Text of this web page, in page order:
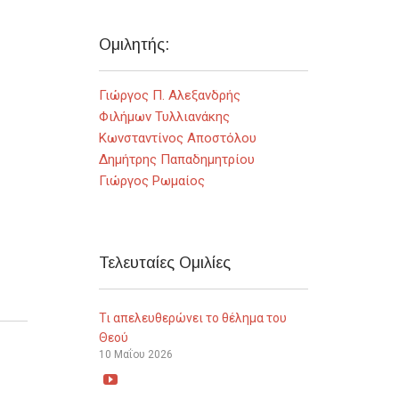
Ομιλητής:
Γιώργος Π. Αλεξανδρής
Φιλήμων Τυλλιανάκης
Κωνσταντίνος Αποστόλου
Δημήτρης Παπαδημητρίου
Γιώργος Ρωμαίος
Τελευταίες Ομιλίες
Τι απελευθερώνει το θέλημα του
Θεού
10 Μαΐου 2026
